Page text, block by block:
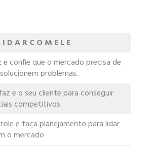
D A R C O M E L E
confie que o mercado precisa de
problemas.
e o seu cliente para conseguir
competitivos
e faça planejamento para lidar
o mercado